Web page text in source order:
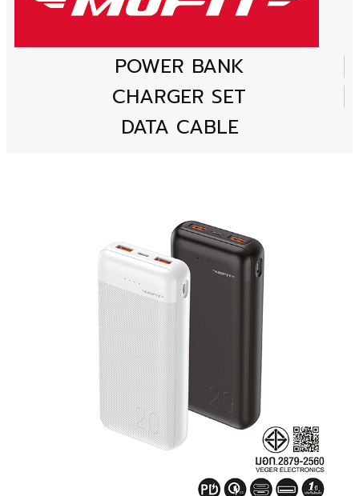
POWER BANK
CHARGER SET
DATA CABLE